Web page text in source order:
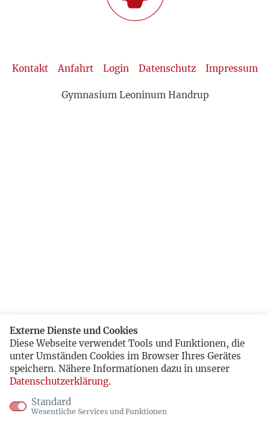
Kontakt Anfahrt Login Datenschutz Impressum
Gymnasium Leoninum Handrup
Externe Dienste und Cookies
Diese Webseite verwendet Tools und Funktionen, die
unter Umständen Cookies im Browser Ihres Gerätes
speichern. Nähere Informationen dazu in unserer
Datenschutzerklärung.
Standard
Wesentliche Services und Funktionen